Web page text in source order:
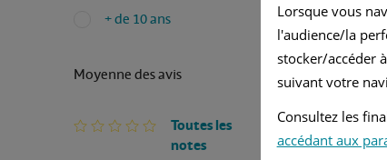
+ de 10 ans
Moyenne des avis
Toutes les
notes
Lorsque vous
l'audience/la
stocker/accéder
suivant votre
Consultez les
accédant aux